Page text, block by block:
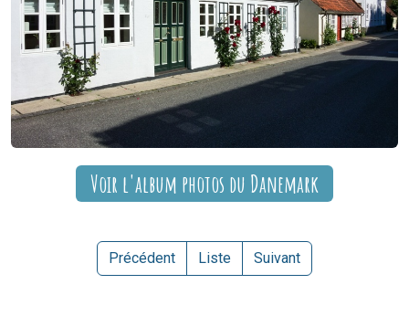
Voir l'album photos du Danemark
Précédent Liste Suivant